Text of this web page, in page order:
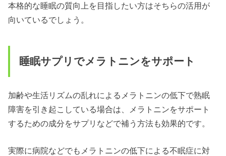
本格的な睡眠の質向上を目指したい方はそちらの活用が
向いているでしょう。
睡眠サプリでメラトニンをサポート
加齢や生活リズムの乱れによるメラトニンの低下で熟眠
障害を引き起こしている場合は、メラトニンをサポート
するための成分をサプリなどで補う方法も効果的です。
実際に病院などでもメラトニンの低下による不眠症に対